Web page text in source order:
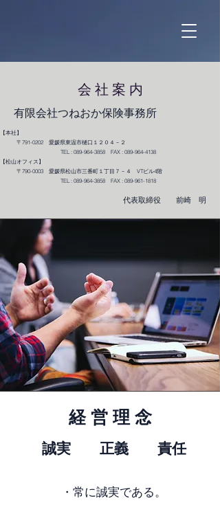
会 社 案 内
有限会社つねおか保険事務所
【本社】
〒791-0202 愛媛県東温市樋口１２０４－２
TEL : 089-964-3858 FAX : 089-964-4138
【松山オフィス】
〒790-0003 愛媛県松山市三番町１丁目７－４ VTビル4階
TEL : 089-964-3858 FAX : 089-961-1818
​​代表取締役 前崎 明
経 営 理 念
誠実 正義 責任
・常に誠実である。